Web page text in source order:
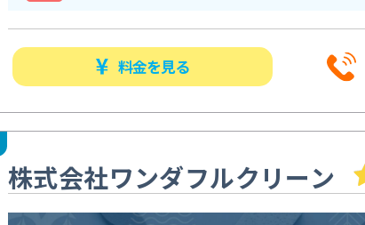
料金を見る
株式会社ワンダフルクリーン